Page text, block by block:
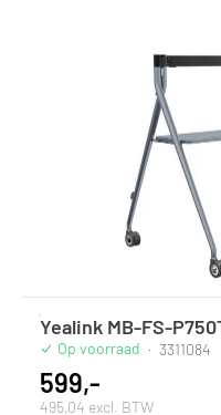
Yealink MB-FS-
Op voorraad · 3311084
599,-
495,04 excl. BTW